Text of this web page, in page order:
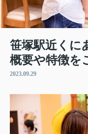
笹塚駅近くに
概要や特徴を
2023.09.29